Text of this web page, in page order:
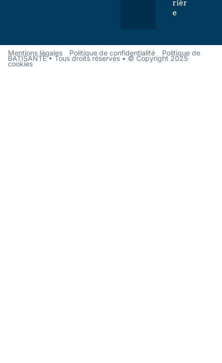
rièr
e
BATISANTÉ • Tous droits réservés • © Copyright 2025
Mentions légales Politique de confidentialité
Politique de
cookies